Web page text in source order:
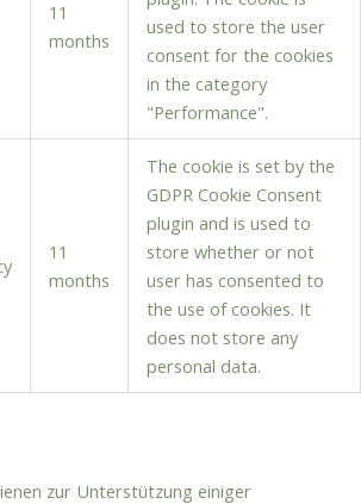
11
months
used to store the user
consent for the cookies
in the category
"Performance".
11
months
The cookie is set by the
GDPR Cookie Consent
plugin and is used to
store whether or not
user has consented to
the use of cookies. It
does not store any
personal data.
zur Unterstützung einiger